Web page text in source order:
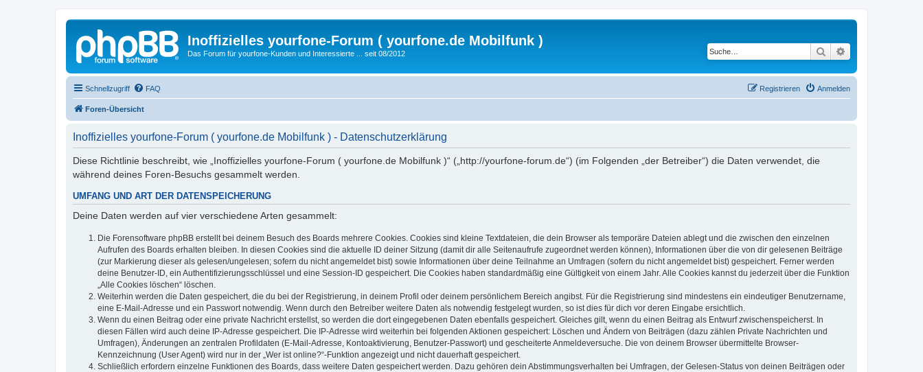
Inoffizielles yourfone-Forum ( yourfone.de Mobilfunk )
Das Forum für yourfone-Kunden und Interessierte ... seit 08/2012 Suche
Schnellzugriff FAQ Anmelden
Registrieren
Foren-Übersicht
Inoffizielles yourfone-Forum ( yourfone.de Mobilfunk ) - Datenschutzerklärung
Diese Richtlinie beschreibt, wie „Inoffizielles yourfone-Forum ( yourfone.de Mobilfunk )“ („http://yourfone-forum.de“) (im Folgenden „der Betreiber“) die Daten verwendet, die
während deines Foren-Besuchs gesammelt werden.
UMFANG UND ART DER DATENSPEICHERUNG
Deine Daten werden auf vier verschiedene Arten gesammelt:
Die Forensoftware phpBB erstellt bei deinem Besuch des Boards mehrere Cookies. Cookies sind kleine Textdateien, die dein Browser als temporäre Dateien ablegt und die zwischen den einzelnen
Aufrufen des Boards erhalten bleiben. In diesen Cookies sind die aktuelle ID deiner Sitzung (damit dir alle Seitenaufrufe zugeordnet werden können), Informationen über die von dir gelesenen Beiträge
(zur Markierung dieser als gelesen/ungelesen; sofern du nicht angemeldet bist) sowie Informationen über deine Teilnahme an Umfragen (sofern du nicht angemeldet bist) gespeichert. Ferner werden
deine Benutzer-ID, ein Authentifizierungsschlüssel und eine Session-ID gespeichert. Die Cookies haben standardmäßig eine Gültigkeit von einem Jahr. Alle Cookies kannst du jederzeit über die Funktion
„Alle Cookies löschen“ löschen.
Weiterhin werden die Daten gespeichert, die du bei der Registrierung, in deinem Profil oder deinem persönlichem Bereich angibst. Für die Registrierung sind mindestens ein eindeutiger Benutzername,
eine E-Mail-Adresse und ein Passwort notwendig. Wenn durch den Betreiber weitere Daten als notwendig festgelegt wurden, so ist dies für dich vor deren Eingabe ersichtlich.
Wenn du einen Beitrag oder eine private Nachricht erstellst, so werden die dort eingegebenen Daten ebenfalls gespeichert. Gleiches gilt, wenn du einen Beitrag als Entwurf zwischenspeicherst. In
diesen Fällen wird auch deine IP-Adresse gespeichert. Die IP-Adresse wird weiterhin bei folgenden Aktionen gespeichert: Löschen und Ändern von Beiträgen (dazu zählen Private Nachrichten und
Umfragen), Änderungen an zentralen Profildaten (E-Mail-Adresse, Kontoaktivierung, Benutzer-Passwort) und gescheiterte Anmeldeversuche. Die von deinem Browser übermittelte Browser-
Kennzeichnung (User Agent) wird nur in der „Wer ist online?“-Funktion angezeigt und nicht dauerhaft gespeichert.
Schließlich erfordern einzelne Funktionen des Boards, dass weitere Daten gespeichert werden. Dazu gehören dein Abstimmungsverhalten bei Umfragen, der Gelesen-Status von deinen Beiträgen oder